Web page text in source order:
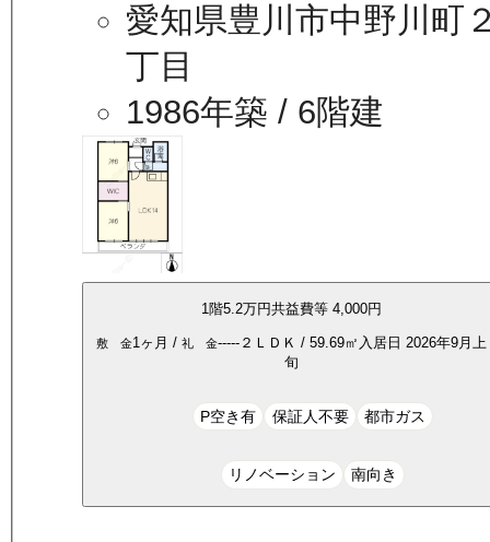
愛知県豊川市中野川町
丁目
1986年築 / 6階建
1 階5.2万円共益費等 4,000円
敷 金1ヶ月 / 礼 金-----２ＬＤＫ / 59.69㎡ 入居日 2026年9月上
旬
P空き有 保証人不要 都市ガス
リノベーション 南向き